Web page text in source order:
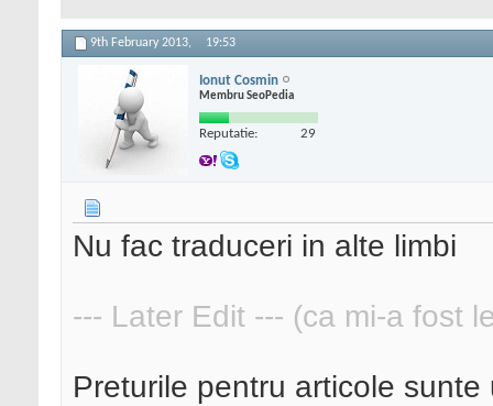
9th February 2013, 19:53
Ionut Cosmin
Membru SeoPedia
Reputatie: 29
Nu fac traduceri in alte limbi
--- Later Edit --- (ca mi-a fost
Preturile pentru articole sunte